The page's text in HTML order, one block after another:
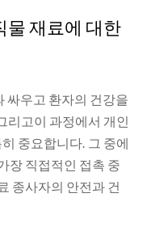
물 재료에 대한
싸우고 환자의 건강을
리고이 과정에서 개인
중요합니다. 그 중에
장 직접적인 접촉 중
종사자의 안전과 건